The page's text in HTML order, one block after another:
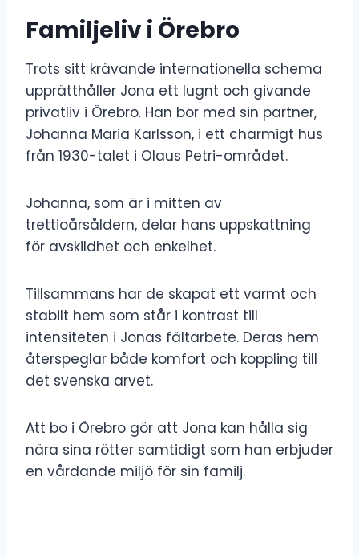
Familjeliv i Örebro
Trots sitt krävande internationella schema
upprätthåller Jona ett lugnt och givande
privatliv i Örebro. Han bor med sin partner,
Johanna Maria Karlsson, i ett charmigt hus
från 1930-talet i Olaus Petri-området.
Johanna, som är i mitten av
trettioårsåldern, delar hans uppskattning
för avskildhet och enkelhet.
Tillsammans har de skapat ett varmt och
stabilt hem som står i kontrast till
intensiteten i Jonas fältarbete. Deras hem
återspeglar både komfort och koppling till
det svenska arvet.
Att bo i Örebro gör att Jona kan hålla sig
nära sina rötter samtidigt som han erbjuder
en vårdande miljö för sin familj.